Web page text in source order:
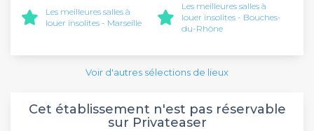
Les meilleures salles à
louer insolites - Marseille
Les meilleures salles à
louer insolites - Bouches-
du-Rhône
Voir d'autres sélections de lieux
Cet établissement n'est pas réservable
sur Privateaser